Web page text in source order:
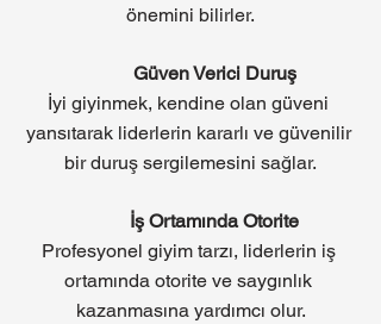
önemini bilirler.
Güven Verici Duruş
İyi giyinmek, kendine olan güveni
yansıtarak liderlerin kararlı ve güvenilir
bir duruş sergilemesini sağlar.
İş Ortamında Otorite
Profesyonel giyim tarzı, liderlerin iş
ortamında otorite ve saygınlık
kazanmasına yardımcı olur.